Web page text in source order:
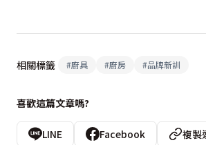
相關標籤 #廚具 #廚房 #品牌新訓
喜歡這篇文章嗎?
LINE Facebook 複製